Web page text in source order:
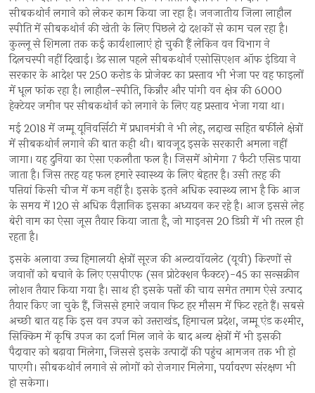
सीबकथोर्न लगाने को लेकर काम किया जा रहा है। जनजातीय जिला लाहौल
स्पीति में सीबकथोर्न की खेती के लिए पिछले दो दशकों से काम चल रहा है।
कुल्लू से शिमला तक कई कार्यशालाएं हो चुकी हैं लेकिन वन विभाग ने
दिलचस्पी नहीं दिखाई। डेढ़ साल पहले सीबकथोर्न एसोसिएशन ऑफ इंडिया ने
सरकार के आदेश पर 250 करोड़ के प्रोजेक्ट का प्रस्ताव भी भेजा पर वह फाइलों
में धूल फांक रहा है। लाहौल-स्पीति, किन्नौर और पांगी वन क्षेत्र की 6000
हेक्टेयर जमीन पर सीबकथोर्न को लगाने के लिए यह प्रस्ताव भेजा गया था।
मई 2018 में जम्मू यूनिवर्सिटी में प्रधानमंत्री ने भी लेह, लद्दाख सहित बर्फीले क्षेत्रों
में सीबकथोर्न लगाने की बात कही थी। बावजूद इसके सरकारी अमला नहीं
जागा। यह दुनिया का ऐसा एकलौता फल है। जिसमें ओमेगा 7 फैटी एसिड पाया
जाता है। जिस तरह यह फल हमारे स्वास्थ्य के लिए बेहतर है। उसी तरह की
पत्तियां किसी चीज में कम नहीं है। इसके इतने अधिक स्वास्थ्य लाभ है कि आज
के समय में 120 से अधिक वैज्ञानिक इसका अध्ययन कर रहे है। आज इससे लेह
बेरी नाम का ऐसा जूस तैयार किया जाता है, जो माइनस 20 डिग्री में भी तरल ही
रहता है।
इसके अलावा उच्च हिमालयी क्षेत्रों सूरज की अल्टावॉयलेट (यूवी) किरणों से
जवानों को बचाने के लिए एसपीएफ (सन प्रोटेक्शन फैक्टर)-45 का सन्सक्रीन
लोशन तैयार किया गया है। साथ ही इसके पत्तों की चाय समेत तमाम ऐसे उत्पाद
तैयार किए जा चुके हैं, जिससे हमारे जवान फिट हर मौसम में फिट रहते हैं। सबसे
अच्छी बात यह कि इस वन उपज को उत्तराखंड, हिमाचल प्रदेश, जम्मू एंड कश्मीर,
सिक्किम में कृषि उपज का दर्जा मिल जाने के बाद अन्य क्षेत्रों में भी इसकी
पैदावार को बढ़ावा मिलेगा, जिससे इसके उत्पादों की पहुंच आमजन तक भी हो
पाएगी। सीबकथोर्न लगाने से लोगों को रोजगार मिलेगा, पर्यावरण संरक्षण भी
हो सकेगा।